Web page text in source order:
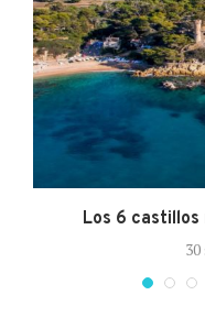
Los 6 castillos
30